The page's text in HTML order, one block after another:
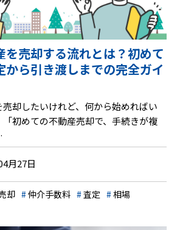
を売却する流れとは？初めて
から引き渡しまでの完全ガイ
売却したいけれど、何から始めればい
初めての不動産売却で、手続きが複
せんか？
却は、都市部ならではのスピード感
月27日
却 仲介手数料 査定 相場